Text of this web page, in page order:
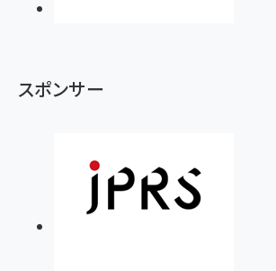
スポンサー